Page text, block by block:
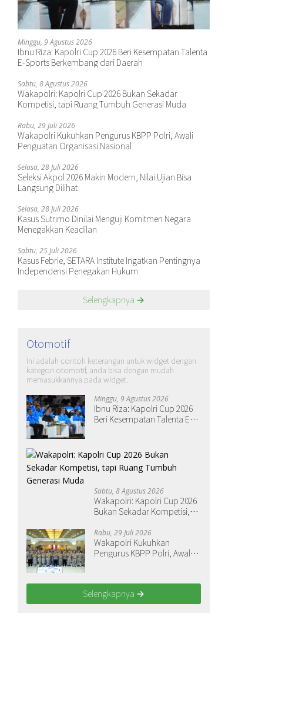
Minggu, 9 Agustus 2026
Ibnu Riza: Kapolri Cup 2026 Beri Kesempatan Talenta
E-Sports Berkembang dari Daerah
Sabtu, 8 Agustus 2026
Wakapolri: Kapolri Cup 2026 Bukan Sekadar
Kompetisi, tapi Ruang Tumbuh Generasi Muda
Rabu, 29 Juli 2026
Wakapolri Kukuhkan Pengurus KBPP Polri, Awali
Penguatan Organisasi Nasional
Selasa, 28 Juli 2026
Seleksi Akpol 2026 Makin Modern, Nilai Ujian Bisa
Langsung Dilihat
Selasa, 28 Juli 2026
Kasus Sutrimo Dinilai Menguji Komitmen Negara
Menegakkan Keadilan
Sabtu, 25 Juli 2026
Kasus Febrie, SETARA Institute Ingatkan Pentingnya
Independensi Penegakan Hukum
Selengkapnya
Otomotif
Ini adalah contoh keterangan untuk widget dengan
kategori otomotif, anda bisa dengan mudah
memasukkannya pada widget.
Minggu, 9 Agustus 2026
Ibnu Riza: Kapolri Cup 2026
Beri Kesempatan Talenta E-
Sabtu, 8 Agustus 2026
Wakapolri: Kapolri Cup 2026
Bukan Sekadar Kompetisi,
Muda
Rabu, 29 Juli 2026
Wakapolri Kukuhkan
Pengurus KBPP Polri, Awali
Selengkapnya